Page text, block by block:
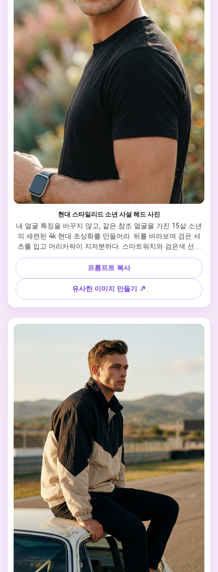
현대 스타일리드 소년 사설 헤드 사진
내 얼굴 특징을 바꾸지 않고, 같은 참조 얼굴을 가진 15살 소년
의 세련된 4k 현대 초상화를 만들어라. 뒤를 바라보며 검은 셔
츠를 입고 머리카락이 지저분하다. 스마트워치와 검은색 선글
라스를 장착한 단일 액세서리. 배경은 자연스럽고, 다채롭고,
부드럽고, 미미하며, 현대적인 패션의 분위기를 강조하기 위해
미묘하게 흐릿합니다. 영화적 조명, 초상세한, 사실적인 텍스
처, 그리고 이 참조 이미지와 같은 광택된 편집적 미적. 내 얼굴
을 참조 이미지와 정확히 100% 동일하게 유지하세요. 아무것
도 바꾸지 마세요. 얼굴 특징, 구조 또는 정체성에 대한 변경 없
음.
프롬프트 복사
유사한 이미지 만들기 ↗